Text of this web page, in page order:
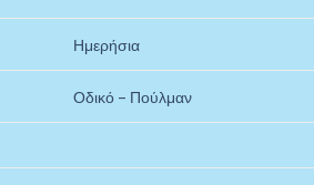
Ημερήσια
Οδικό – Πούλμαν